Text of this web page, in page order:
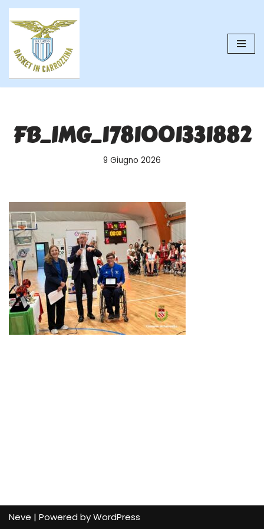
contenuto
FB_IMG_1781001331882
9 Giugno 2026
Neve | Powered byWordPress